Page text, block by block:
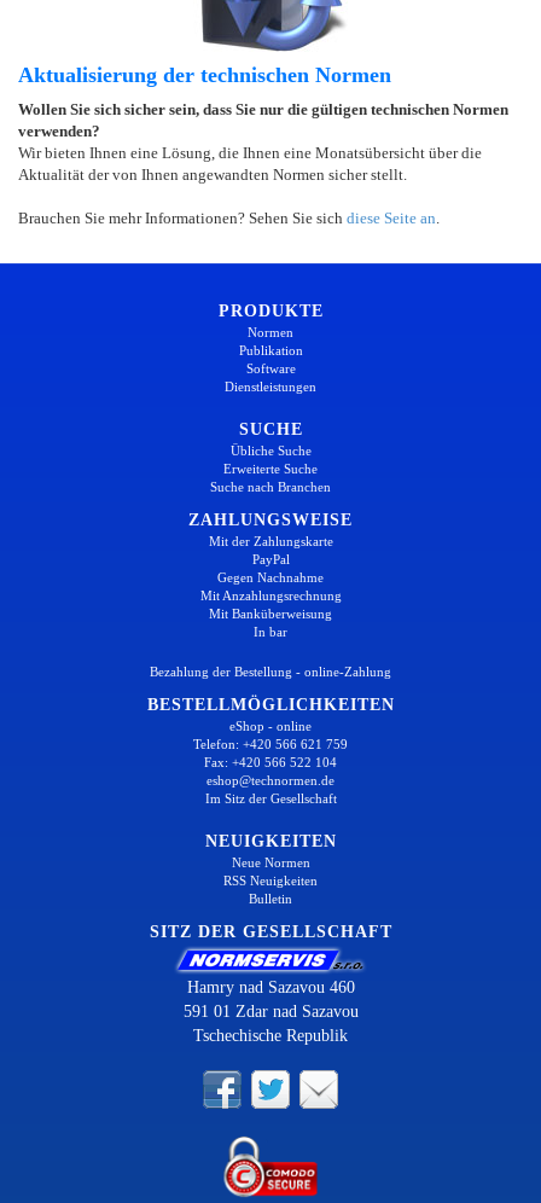
Aktualisierung der technischen Normen
Wollen Sie sich sicher sein, dass Sie nur die gültigen technischen Normen
verwenden?
Wir bieten Ihnen eine Lösung, die Ihnen eine Monatsübersicht über die
Aktualität der von Ihnen angewandten Normen sicher stellt.
Brauchen Sie mehr Informationen? Sehen Sie sich diese Seite an
PRODUKTE
Normen
Publikation
Software
Dienstleistungen
SUCHE
Übliche Suche
Erweiterte Suche
Suche nach Branchen
ZAHLUNGSWEISE
Mit der Zahlungskarte
PayPal
Gegen Nachnahme
Mit Anzahlungsrechnung
Mit Banküberweisung
In bar
Bezahlung der Bestellung - online-Zahlung
BESTELLMÖGLICHKEITEN
eShop - online
Telefon: +420 566 621 759
Fax: +420 566 522 104
eshop@technormen.de
Im Sitz der Gesellschaft
NEUIGKEITEN
Neue Normen
RSS Neuigkeiten
Bulletin
SITZ DER GESELLSCHAFT
Hamry nad Sazavou 460
591 01 Zdar nad Sazavou
Tschechische Republik